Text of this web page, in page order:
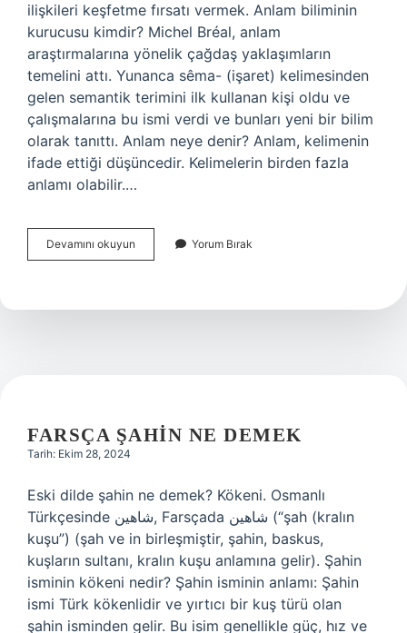
ilişkileri keşfetme fırsatı vermek. Anlam biliminin
kurucusu kimdir? Michel Bréal, anlam
araştırmalarına yönelik çağdaş yaklaşımların
temelini attı. Yunanca sêma- (işaret) kelimesinden
gelen semantik terimini ilk kullanan kişi oldu ve
çalışmalarına bu ismi verdi ve bunları yeni bir bilim
olarak tanıttı. Anlam neye denir? Anlam, kelimenin
ifade ettiği düşüncedir. Kelimelerin birden fazla
anlamı olabilir.…
Devamını okuyun
Ve
Nedir
Yorum Bırak
FARSÇA ŞAHIN NE DEMEK
Tarih: Ekim 28, 2024
Eski dilde şahin ne demek? Kökeni. Osmanlı
Türkçesinde شاهين‎, Farsçada شاهين‎ (“şah (kralın
kuşu”) (şah ve in birleşmiştir, şahin, baskus,
kuşların sultanı, kralın kuşu anlamına gelir). Şahin
isminin kökeni nedir? Şahin isminin anlamı: Şahin
ismi Türk kökenlidir ve yırtıcı bir kuş türü olan
şahin isminden gelir. Bu isim genellikle güç, hız ve